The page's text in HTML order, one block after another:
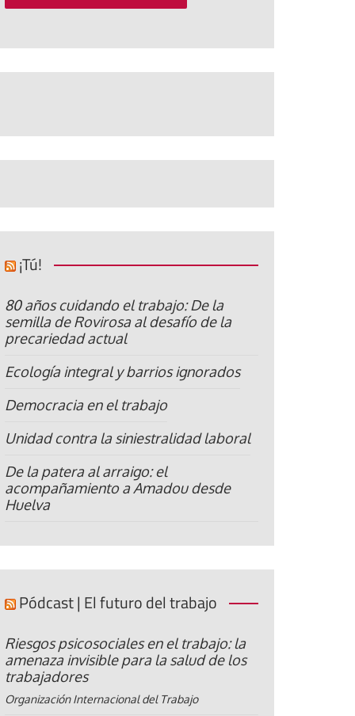
¡Tú!
80 años cuidando el trabajo: De la
semilla de Rovirosa al desafío de la
precariedad actual
Ecología integral y barrios ignorados
Democracia en el trabajo
Unidad contra la siniestralidad laboral
De la patera al arraigo: el
acompañamiento a Amadou desde
Huelva
Pódcast | El futuro del trabajo
Riesgos psicosociales en el trabajo: la
amenaza invisible para la salud de los
trabajadores
Organización Internacional del Trabajo